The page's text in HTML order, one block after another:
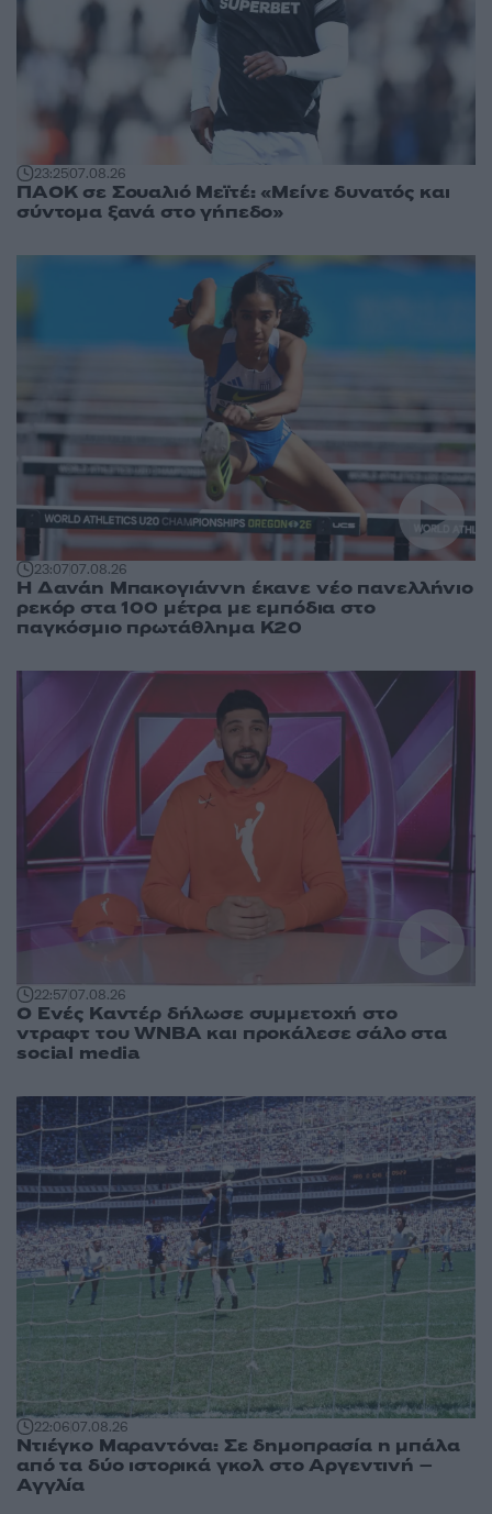
23:2507.08.26
ΠΑΟΚ σε Σουαλιό Μεϊτέ: «Μείνε δυνατός και
σύντομα ξανά στο γήπεδο»
23:0707.08.26
Η Δανάη Μπακογιάννη έκανε νέο πανελλήνιο
ρεκόρ στα 100 μέτρα με εμπόδια στο
παγκόσμιο πρωτάθλημα Κ20
22:5707.08.26
Ο Ενές Καντέρ δήλωσε συμμετοχή στο
ντραφτ του WNBA και προκάλεσε σάλο στα
social media
22:0607.08.26
Ντιέγκο Μαραντόνα: Σε δημοπρασία η μπάλα
από τα δύο ιστορικά γκολ στο Αργεντινή –
Αγγλία